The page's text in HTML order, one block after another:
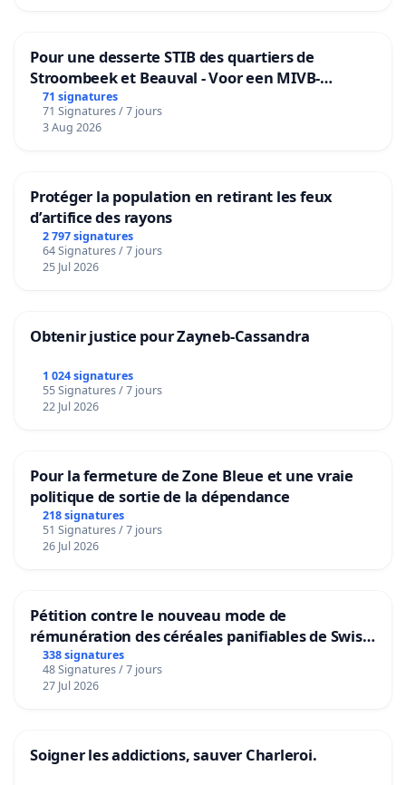
Pour une desserte STIB des quartiers de
Stroombeek et Beauval - Voor een MIVB-
bediening van de wijken Strombeek en Het
Voor
71 signatures
71 Signatures / 7 jours
3 Aug 2026
Protéger la population en retirant les feux
d’artifice des rayons
2 797 signatures
64 Signatures / 7 jours
25 Jul 2026
Obtenir justice pour Zayneb-Cassandra
1 024 signatures
55 Signatures / 7 jours
22 Jul 2026
Pour la fermeture de Zone Bleue et une vraie
politique de sortie de la dépendance
218 signatures
51 Signatures / 7 jours
26 Jul 2026
Pétition contre le nouveau mode de
rémunération des céréales panifiables de Swiss
granum basé sur la teneur en protéines
338 signatures
48 Signatures / 7 jours
27 Jul 2026
Soigner les addictions, sauver Charleroi.